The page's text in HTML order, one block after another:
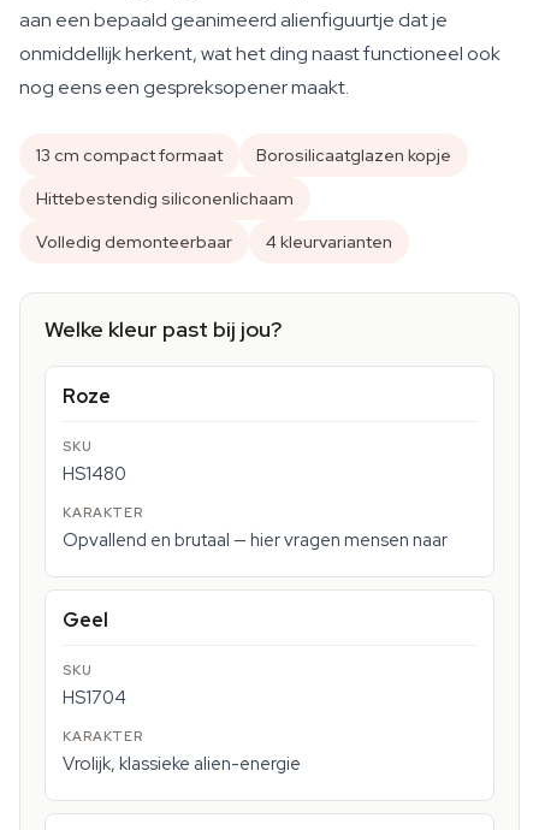
aan een bepaald geanimeerd alienfiguurtje dat je
onmiddellijk herkent, wat het ding naast functioneel ook
nog eens een gespreksopener maakt.
13 cm compact formaat
Borosilicaatglazen kopje
Hittebestendig siliconenlichaam
Volledig demonteerbaar
4 kleurvarianten
Welke kleur past bij jou?
Roze
HS1480
Opvallend en brutaal — hier vragen mensen naar
Geel
HS1704
Vrolijk, klassieke alien-energie